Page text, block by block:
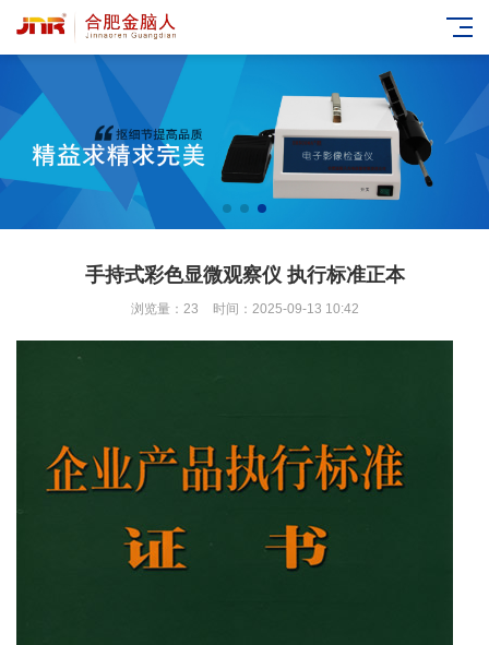
手持式彩色显微观察仪 执行标准正本
浏览量：23 时间：2025-09-13 10:42